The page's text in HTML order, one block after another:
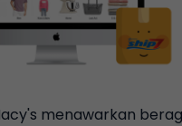
menawarkan